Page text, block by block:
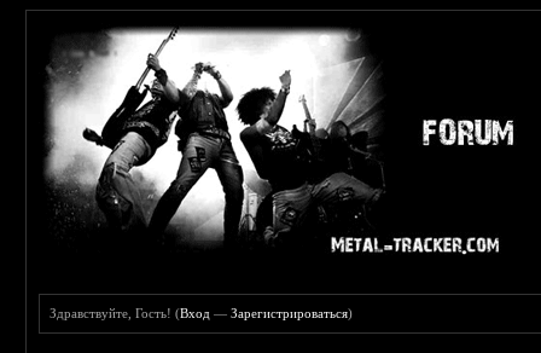
Здравствуйте, Гость! (Вход —Зарегистрироваться)